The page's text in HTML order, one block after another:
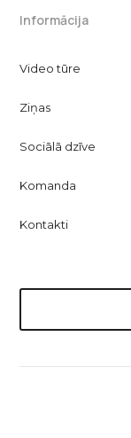
Informācija
Video tūre
Ziņas
Sociālā dzīve
Komanda
Kontakti